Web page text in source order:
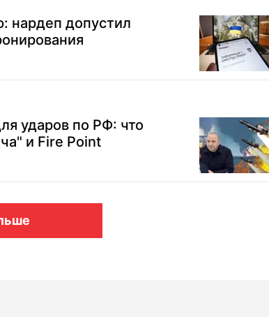
нардеп допустил
ударов по РФ: что
и Fire Point